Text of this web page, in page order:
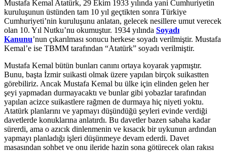
Mustafa Kemal Atatürk, 29 Ekim 1933 yılında yani Cumhuriyetin
kuruluşunun üstünden tam 10 yıl geçtikten sonra Türkiye
Cumhuriyeti’nin kuruluşunu anlatan, gelecek nesillere umut verecek
olan 10. Yıl Nutku’nu okumuştur. 1934 yılında Soyadı
Kanunu’nun çıkarılması sonucu herkese soyadı verilmiştir. Mustafa
Kemal’e ise TBMM tarafından “Atatürk” soyadı verilmiştir.
Mustafa Kemal bütün bunları canını ortaya koyarak yapmıştır.
Bunu, başta İzmir suikasti olmak üzere yapılan birçok suikastten
görebiliriz. Ancak Mustafa Kemal bu ülke için elinden gelen her
şeyi yapmadan durmayacaktı ve bunlar gibi yobazlar tarafından
yapılan acizce suikastlere rağmen de durmaya hiç niyeti yoktu.
Atatürk planlarını ve yapmayı düşündüğü şeyleri evinde verdiği
davetlerde konuklarına anlatırdı. Bu davetler bazen sabaha kadar
sürerdi, ama o azıcık dinlenmenin ve kısacık bir uykunun ardından
yapmayı planladığı işleri düşünmeye devam ederdi. Davet
masasından sohbet ve onu ileride hazin sona götürecek olan rakısı